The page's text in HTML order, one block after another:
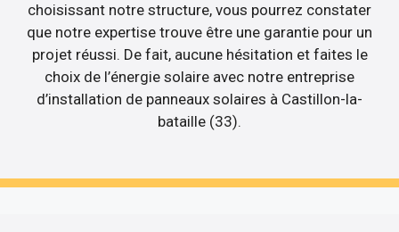
choisissant notre structure, vous pourrez constater
que notre expertise trouve être une garantie pour un
projet réussi. De fait, aucune hésitation et faites le
choix de l’énergie solaire avec notre entreprise
d’installation de panneaux solaires à Castillon-la-
bataille (33).